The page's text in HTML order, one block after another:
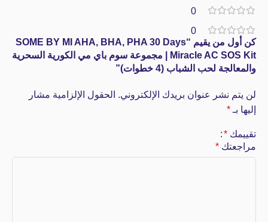
0
0
كن أول من يقيم “SOME BY MI AHA, BHA, PHA 30 Days
Miracle AC SOS Kit | مجموعة سوم باي مي الكورية السحرية
والمعالجة لحب الشباب (4 خطوات)”
لن يتم نشر عنوان بريدك الإلكتروني. الحقول الإلزامية مشار
إليها بـ *
تقييمك *
مراجعتك *